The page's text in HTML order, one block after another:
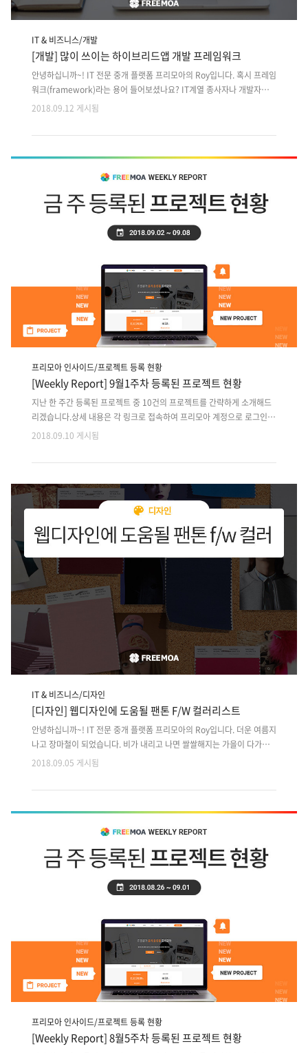
IT & 비즈니스/개발
[개발] 많이 쓰이는 하이브리드앱 개발 프레임워크
안녕하십니까~! IT 전문 중개 플랫폼 프리모아의 Roy입니다. 혹시 프레임
워크(framework)라는 용어 들어보셨나요? IT계열 종사자나 개발자가
아니면 생소하실 단어인데요. IT계열에 입문하시려는 분들과 개발을 공부
레임워크가 무엇인지 그중에서 한창 이슈였고 지금도 많이 개발하는 *하
술로 개발되었지만 모바일에 최적화된 네이티브 앱처럼 보이게 하는 앱형
태하이브리드앱 관련 컨텐츠 : http://freemoa-blog.com/622?
category=695755 하이브리드앱 개발을 위한 프레임워크 프레임워크
란? 소프트웨어 어플리케이션이나 솔루션의 개발을 수월하게 하기 위해..
2018.09.12 게시됨
프리모아 인사이드/프로젝트 등록 현황
[Weekly Report] 9월1주차 등록된 프로젝트 현황
지난 한 주간 등록된 프로젝트 중 10건의 프로젝트를 간략하게 소개해드
리겠습니다.상세 내용은 각 링크로 접속하여 프리모아 계정으로 로그인
후 확인 가능합니다. 지난 주 등록된 프로젝트 외에도 마감이 다가오는 이
세요!! 1. 직거래 방식 딜러&중고차 중개 앱플랫폼 디자인,개발2. 공공기
플랫폼 고도화 개발4. 자체 개발한 종이/펜으로 필기한 내용 스캔 후 메일
발송 앱개발5. 기업내 표준처리절차 전산 관리 반응형 웹개발6. 사내에서
사용할 메신저 앱 디자인, 개발7. TM 고객DB / 컨설팅 분야 내부용 고객
관리 웹프로그램 개발8. IFrame 형태의 타오바오 구매대..
2018.09.10 게시됨
IT & 비즈니스/디자인
[디자인] 웹디자인에 도움될 팬톤 F/W 컬러리스트
안녕하십니까~! IT 전문 중개 플랫폼 프리모아의 Roy입니다. 더운 여름지
나고 장마철이 되었습니다. 비가 내리고 나면 쌀쌀해지는 가을이 다가오
겠네요.언제부터인가 다양한 분야에서 팬톤컬러를 신경쓰고 트렌드의 기
화를 줄 수 있어서 유용한 것 같습니다. 미국의 세계적인 색채연구소이자
천하고 있습니다. 그래서 웹디자이너분들이 디자인작업을 할때 영감을 얻
으실 수 있도록팬톤 S/W 컬러추천을 정리해 보았습니다. 2018년 가을/
겨울 top 12 뉴욕&런던 2018 F/W 패션 워크 컬러추천 1. Red Pear (레
드페어) 맛있어 보이는 깊은 레드 컬러인 레드페어는 가을과 잘어..
2018.09.05 게시됨
프리모아 인사이드/프로젝트 등록 현황
[Weekly Report] 8월5주차 등록된 프로젝트 현황